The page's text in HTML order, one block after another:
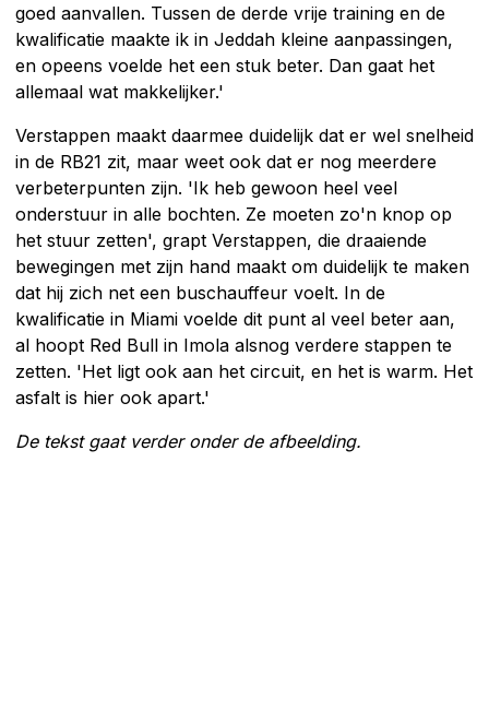
goed aanvallen. Tussen de derde vrije training en de
kwalificatie maakte ik in Jeddah kleine aanpassingen,
en opeens voelde het een stuk beter. Dan gaat het
allemaal wat makkelijker.'
Verstappen maakt daarmee duidelijk dat er wel snelheid
in de RB21 zit, maar weet ook dat er nog meerdere
verbeterpunten zijn. 'Ik heb gewoon heel veel
onderstuur in alle bochten. Ze moeten zo'n knop op
het stuur zetten', grapt Verstappen, die draaiende
bewegingen met zijn hand maakt om duidelijk te maken
dat hij zich net een buschauffeur voelt. In de
kwalificatie in Miami voelde dit punt al veel beter aan,
al hoopt Red Bull in Imola alsnog verdere stappen te
zetten. 'Het ligt ook aan het circuit, en het is warm. Het
asfalt is hier ook apart.'
De tekst gaat verder onder de afbeelding.